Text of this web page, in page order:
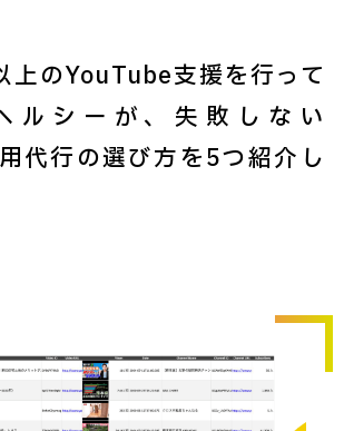
上のYouTube支援を行って
ルシーが、失敗しない
代行の選び方を5つ紹介し